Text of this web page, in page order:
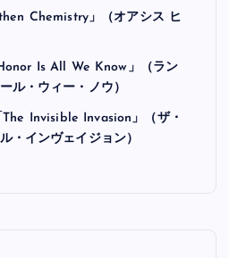
Chemistry」（オアシス ヒ
Is All We Know」（ラン
ル・ウィー・ノウ）
Invisible Invasion」（ザ・
・インヴェイジョン）